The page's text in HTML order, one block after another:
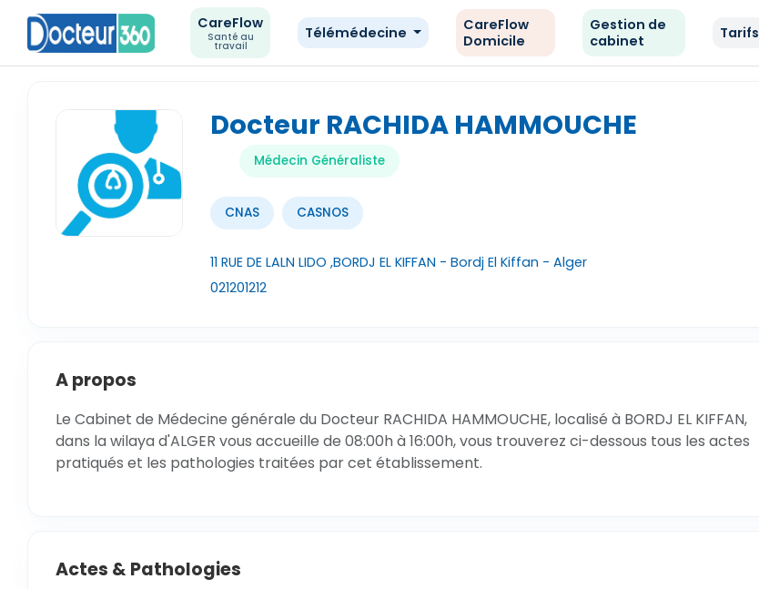
CareFlow
Santé au
travail
Télémédecine
CareFlow
Domicile
Gestion de
cabinet
Tarifs
Docteur RACHIDA HAMMOUCHE
Médecin Généraliste
CNAS CASNOS
11 RUE DE LALN LIDO ,BORDJ EL KIFFAN - Bordj El Kiffan - Alger
021201212
A propos
Le Cabinet de Médecine générale du Docteur RACHIDA HAMMOUCHE, localisé à BORDJ EL KIFFAN,
dans la wilaya d'ALGER vous accueille de 08:00h à 16:00h, vous trouverez ci-dessous tous les actes
pratiqués et les pathologies traitées par cet établissement.
Actes & Pathologies